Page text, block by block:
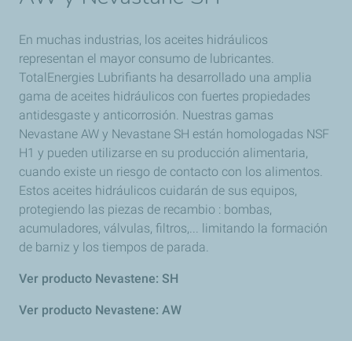
En muchas industrias, los aceites hidráulicos
representan el mayor consumo de lubricantes.
TotalEnergies Lubrifiants ha desarrollado una amplia
gama de aceites hidráulicos con fuertes propiedades
antidesgaste y anticorrosión. Nuestras gamas
Nevastane AW y Nevastane SH están homologadas NSF
H1 y pueden utilizarse en su producción alimentaria,
cuando existe un riesgo de contacto con los alimentos.
Estos aceites hidráulicos cuidarán de sus equipos,
protegiendo las piezas de recambio : bombas,
acumuladores, válvulas, filtros,... limitando la formación
de barniz y los tiempos de parada.
Ver producto Nevastene: SH
Ver producto Nevastene: AW